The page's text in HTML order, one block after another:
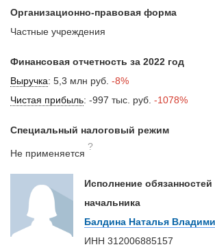
Организационно-правовая форма
Частные учреждения
Финансовая отчетность за 2022 год
Выручка: 5,3 млн руб. -8%
Чистая прибыль: -997 тыс. руб. -1078%
Специальный налоговый режим
Не применяется
?
Исполнение
начальника
Балдина Наталья
ИНН 312006885157